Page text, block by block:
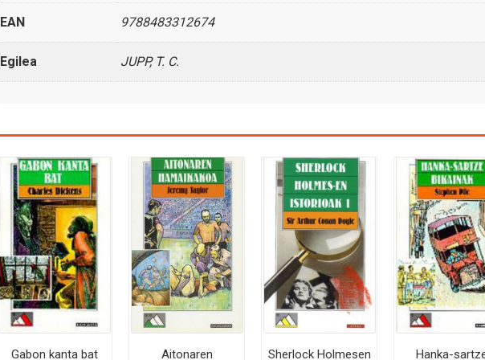
EAN 9788483312674
Egilea JUPP, T. C.
Gabon kanta bat Aitonaren Sherlock Holmesen Hanka-